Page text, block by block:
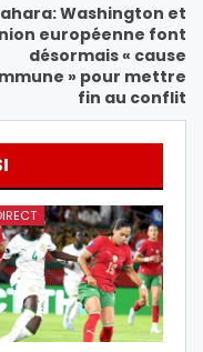
Washington et
européenne font
désormais « cause
» pour mettre
fin au conflit